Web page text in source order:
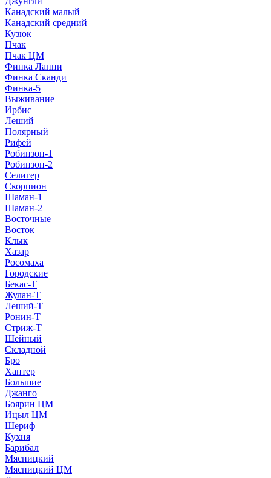
Канадский малый
Канадский средний
Кузюк
Пчак
Пчак ЦМ
Финка Лаппи
Финка Сканди
Финка-5
Выживание
Ирбис
Леший
Полярный
Рифей
Робинзон-1
Робинзон-2
Селигер
Скорпион
Шаман-1
Шаман-2
Восточные
Восток
Клык
Хазар
Росомаха
Городские
Бекас-Т
Жулан-Т
Леший-Т
Ронин-Т
Стриж-Т
Шейный
Складной
Бро
Хантер
Большие
Джанго
Боярин ЦМ
Ицыл ЦМ
Шериф
Кухня
Барибал
Мясницкий
Мясницкий ЦМ